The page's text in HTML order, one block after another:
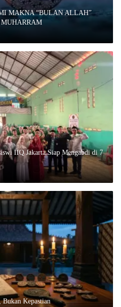
MAKNA “BULAN ALLAH”
IIQ Jakarta Siap Mengabdi di 7
Kepastian